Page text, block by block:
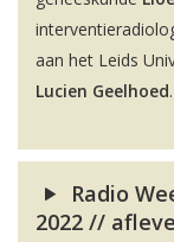
aan het Leids
Lucien Geelhoed.
Radio
2022 //